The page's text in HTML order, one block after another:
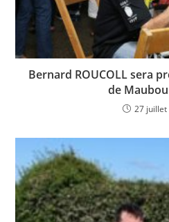
Bernard ROUCOLL sera
de
27 juillet